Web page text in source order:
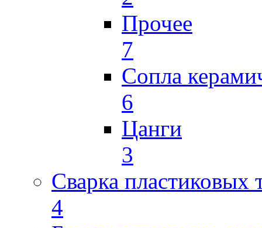
Прочее
7
Сопла
6
Цанги
3
Сварка пластиковых
4